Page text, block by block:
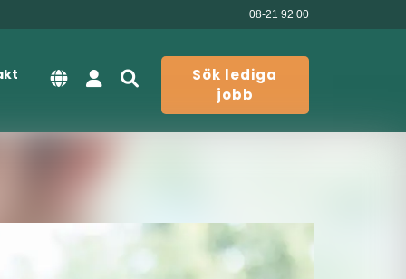
08-21 92 00
Sök lediga
jobb